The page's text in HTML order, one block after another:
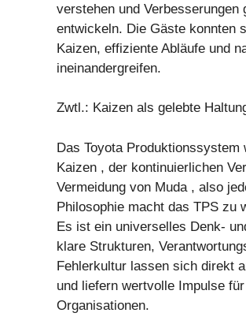
verstehen und
entwickeln. Die Gäste konnten
Kaizen, effiziente Abläufe und
ineinandergreifen.
Zwtl.: Kaizen als gelebte
Das Toyota
Kaizen , der kontinuierlichen
Vermeidung von Muda , also
Philosophie macht das TPS zu
Es ist ein universelles Denk-
klare Strukturen,
Fehlerkultur lassen sich direkt
und liefern wertvolle Impulse
Organisationen.